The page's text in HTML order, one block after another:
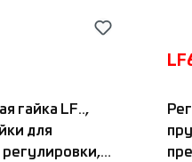
гайка LF..,
для